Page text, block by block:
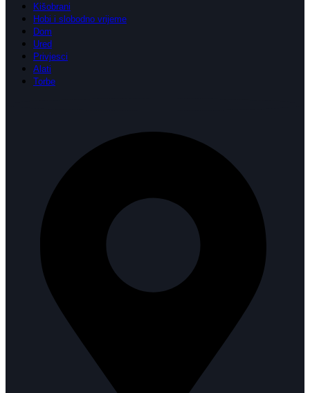
Kišobrani
Hobi i slobodno vrijeme
Dom
Ured
Privjesci
Alati
Torbe